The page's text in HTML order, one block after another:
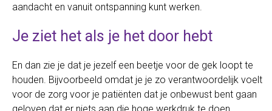
aandacht en vanuit ontspanning kunt werken.
Je ziet het als je het door hebt
En dan zie je dat je jezelf een beetje voor de gek loopt te
houden. Bijvoorbeeld omdat je je zo verantwoordelijk voelt
voor de zorg voor je patiënten dat je onbewust bent gaan